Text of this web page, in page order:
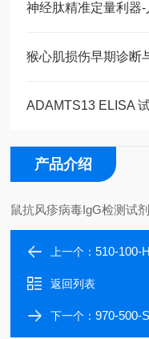
ADAMTS13 ELISA
产品介绍
鼠抗风疹病毒IgG检测试
上一个：510-100-
返回列表
下一个：970-500-